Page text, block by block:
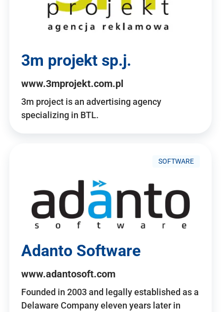
3m projekt sp.j.
www.3mprojekt.com.pl
3m project is an advertising agency
specializing in BTL.
SOFTWARE
Adanto Software
www.adantosoft.com
Founded in 2003 and legally established as a
Delaware Company eleven years later in